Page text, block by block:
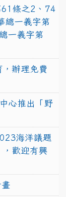
61條之2、74
總一義字第
一義字第
，辦理免費
心推出「野
海洋議題
歡迎有興